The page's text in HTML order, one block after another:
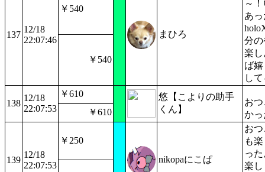
137
12/18
22:07:46
￥540
まひろ
～
あ
分
楽
ば
し
￥540
138
12/18
22:07:53
￥610
悠【こよりの助手
くん】
お
か
￥610
139
12/18
22:07:53
￥250
nikopaにこぱ
お
も
っ
楽